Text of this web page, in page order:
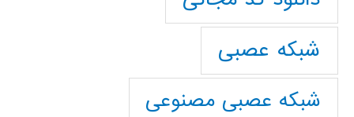
شبکه عصبی
شبکه عصبی مصنوعی